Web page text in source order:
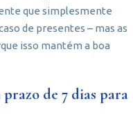
que simplesmente
de presentes – mas as
isso mantém a boa
de 7 dias para